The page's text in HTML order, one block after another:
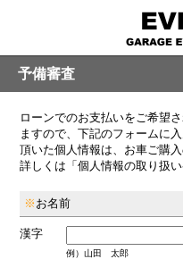
予備審査
ローンでのお支払いをご希望
ますので、下記のフォームに入
頂いた個人情報は、お車ご購
詳しくは「個人情報の取り扱
※ お名前
漢字
例）山田 太郎